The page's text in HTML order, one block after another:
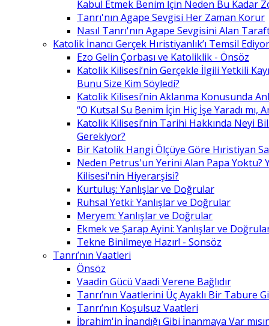
Kabul Etmek Benim İçin Neden Bu Kadar
Tanrı'nın Agape Sevgisi Her Zaman Korur
Nasıl Tanrı'nın Agape Sevgisini Alan
Katolik İnancı Gerçek Hıristiyanlık’ı Temsil
Ezo Gelin Çorbası ve Katoliklik - Önsöz
Katolik Kilisesi’nin Gerçekle İlgili Yetkili
Bunu Size Kim Söyledi?
Katolik Kilisesi’nin Aklanma Konusunda
“O Kutsal Su Benim İçin Hiç İşe Yaradı mı,
Katolik Kilisesi’nin Tarihi Hakkında Neyi
Gerekiyor?
Bir Katolik Hangi Ölçüye Göre Hıristiyan
Neden Petrus'un Yerini Alan Papa Yoktu?
Kilisesi'nin Hiyerarşisi?
Kurtuluş: Yanlışlar ve Doğrular
Ruhsal Yetki: Yanlışlar ve Doğrular
Meryem: Yanlışlar ve Doğrular
Ekmek ve Şarap Ayini: Yanlışlar ve
Tekne Binilmeye Hazır! - Sonsöz
Tanrı’nın Vaatleri
Önsöz
Vaadin Gücü Vaadi Verene Bağlıdır
Tanrı’nın Vaatlerini Üç Ayaklı Bir Tabure
Tanrı’nın Koşulsuz Vaatleri
İbrahim'in İnandığı Gibi İnanmaya Var